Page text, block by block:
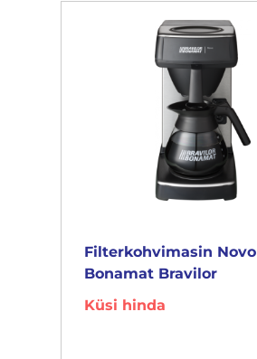
Filterkohvimasin Novo
Bonamat Bravilor
Küsi hinda